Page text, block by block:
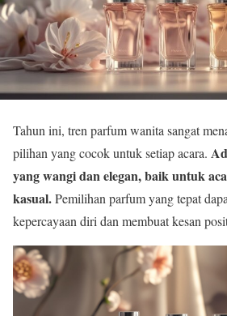
Tahun ini, tren parfum wanita sangat
pilihan yang cocok untuk setiap acara.
yang wangi dan elegan, baik untuk
kasual.Pemilihan parfum yang tepat
kepercayaan diri dan membuat kesan